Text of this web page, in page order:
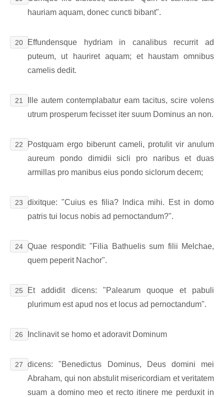
hauriam aquam, donec cuncti bibant".
20
Effundensque hydriam in canalibus recurrit ad
puteum, ut hauriret aquam; et haustam omnibus
camelis dedit.
21
Ille autem contemplabatur eam tacitus, scire volens
utrum prosperum fecisset iter suum Dominus an non.
22
Postquam ergo biberunt cameli, protulit vir anulum
aureum pondo dimidii sicli pro naribus et duas
armillas pro manibus eius pondo siclorum decem;
23
dixitque: "Cuius es filia? lndica mihi. Est in domo
patris tui locus nobis ad pernoctandum?".
24 Quae respondit: "Filia Bathuelis sum filii Melchae,
quem peperit Nachor".
25
Et addidit dicens: "Palearum quoque et pabuli
plurimum est apud nos et locus ad pernoctandum".
26 Inclinavit se homo et adoravit Dominum
27
dicens: "Benedictus Dominus, Deus domini mei
Abraham, qui non abstulit misericordiam et veritatem
suam a domino meo et recto itinere me perduxit in